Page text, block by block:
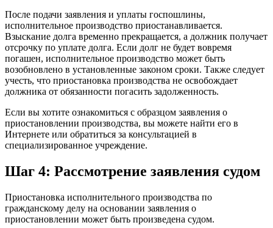
После подачи заявления и уплаты госпошлины,
исполнительное производство приостанавливается.
Взыскание долга временно прекращается, а должник получает
отсрочку по уплате долга. Если долг не будет вовремя
погашен, исполнительное производство может быть
возобновлено в установленные законом сроки. Также следует
учесть, что приостановка производства не освобождает
должника от обязанности погасить задолженность.
Если вы хотите ознакомиться с образцом заявления о
приостановлении производства, вы можете найти его в
Интернете или обратиться за консультацией в
специализированное учреждение.
Шаг 4: Рассмотрение заявления судом
Приостановка исполнительного производства по
гражданскому делу на основании заявления о
приостановлении может быть произведена судом.